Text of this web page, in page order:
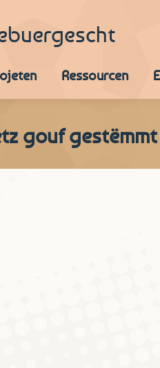
Ressourcen
gouf gestëmmt